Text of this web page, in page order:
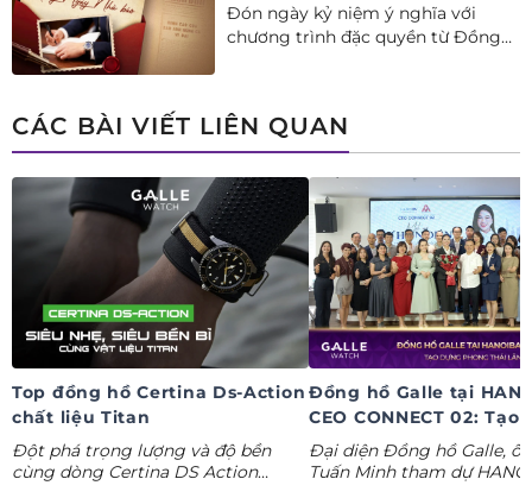
Đón ngày kỷ niệm ý nghĩa với
chương trình đặc quyền từ Đồng
CÁC BÀI VIẾT LIÊN QUAN
Top đồng hồ Certina Ds-Action
chất liệu Titan
Đột phá trọng lượng và độ bền
cùng dòng Certina DS Action
Đồng hồ Galle tại
CEO CONNECT 02: Tạo
phong thái lãnh đạo kỷ
nguyên AI
Đại diện Đồng hồ Galle,
Tuấn Minh tham dự